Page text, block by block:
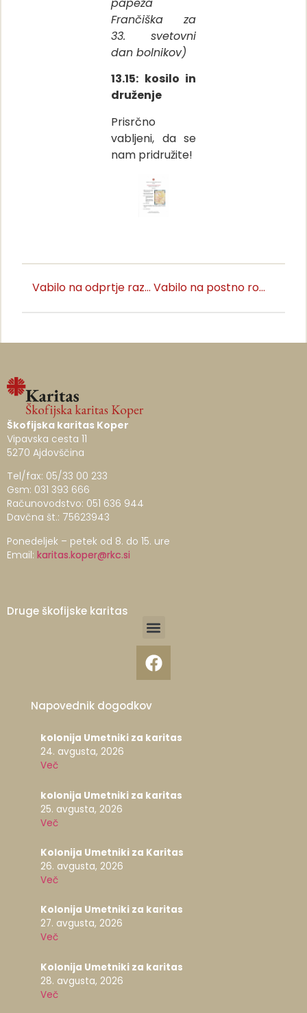
Frančiška za
33. svetovni
dan bolnikov)
13.15: kosilo in
druženje
Prisrčno
vabljeni, da se
nam pridružite!
Vabilo na odprtje razstave Umetniki za karitas v Galeriji Družina Vabilo na postno romanje na Sveto goro
Škofijska karitas Koper
Vipavska cesta 11
5270 Ajdovščina
Tel/fax: 05/33 00 233
Gsm: 031 393 666
Računovodstvo: 051 636 944
Davčna št.: 75623943
Ponedeljek – petek od 8. do 15. ure
Email: karitas.koper@rkc.si
Druge škofijske karitas
Napovednik dogodkov
kolonija Umetniki za karitas
24. avgusta, 2026
Več
kolonija Umetniki za karitas
25. avgusta, 2026
Več
Kolonija Umetniki za Karitas
26. avgusta, 2026
Več
Kolonija Umetniki za karitas
27. avgusta, 2026
Več
Kolonija Umetniki za karitas
28. avgusta, 2026
Več